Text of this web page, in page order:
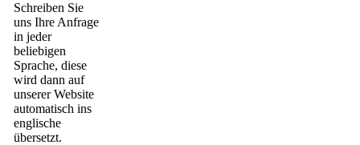
Schreiben Sie
uns Ihre Anfrage
in jeder
beliebigen
Sprache, diese
wird dann auf
unserer Website
automatisch ins
englische
übersetzt.